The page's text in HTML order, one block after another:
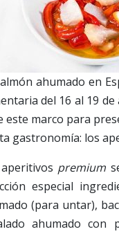
ahumado en
del 16 al 19
este marco para
gastronomía: los
premium
especial
(para untar),
ahumado con